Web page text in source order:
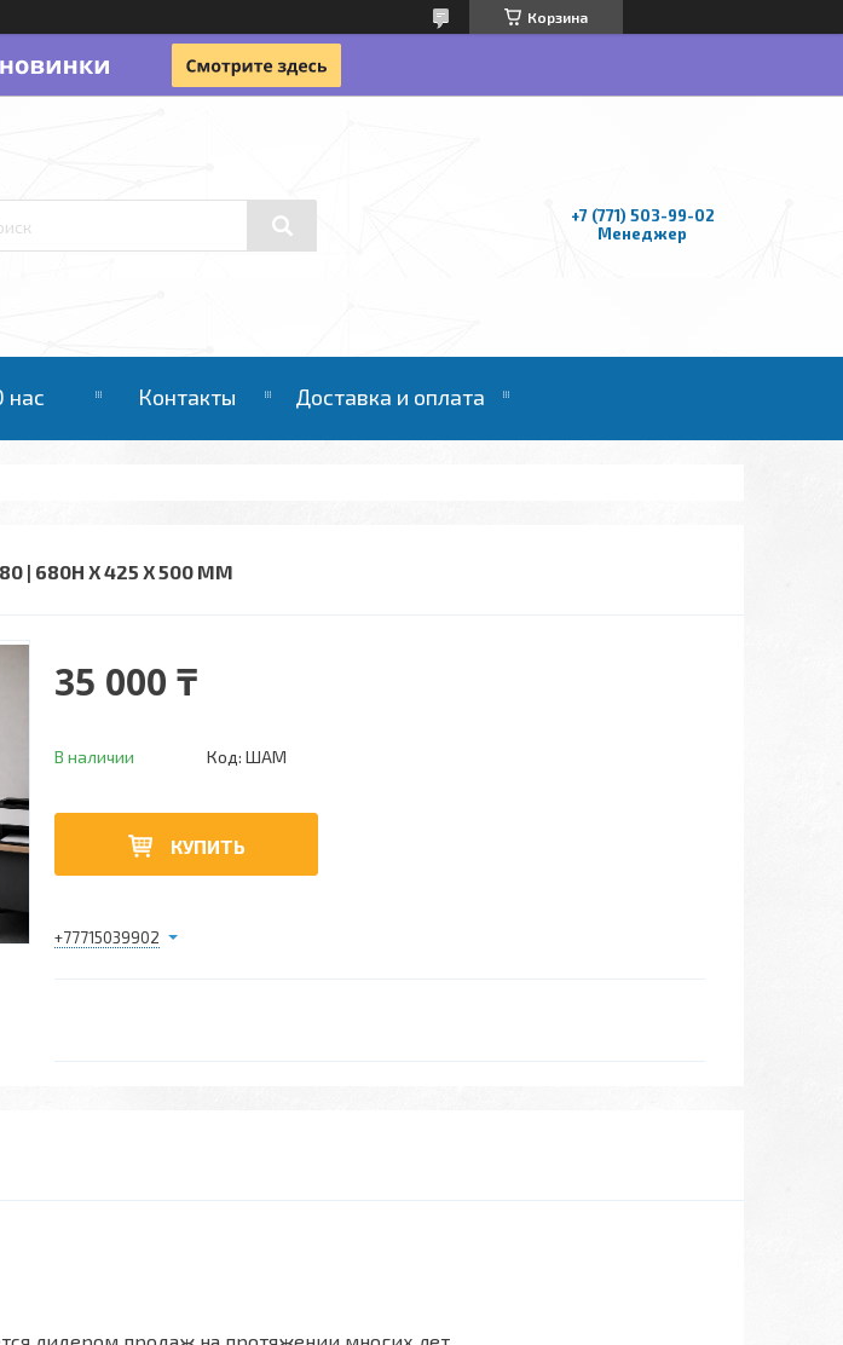
Корзина
+7 (771) 503-99-02
Менеджер
нас Контакты Доставка и оплата
| 680Н Х 425 Х 500 ММ
35 000 ₸
В наличии Код: ШАМ
КУПИТЬ
+77715039902